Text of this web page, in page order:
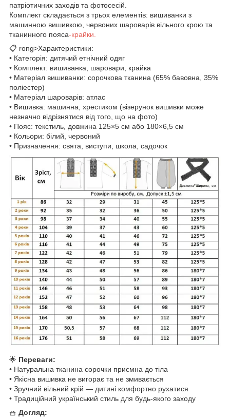
патріотичних заходів та фотосесій.
Комплект складається з трьох елементів: вишиванки з
машинною вишивкою, червоних шароварів вільного крою та
тканинного пояса-крайки.
📋 rong>Характеристики:
• Категорія: дитячий етнічний одяг
• Комплект: вишиванка, шаровари, крайка
• Матеріал вишиванки: сорочкова тканина (65% бавовна, 35%
поліестер)
• Матеріал шароварів: атлас
• Вишивка: машинна, хрестиком (візерунок вишивки може
незначно відрізнятися від того, що на фото)
• Пояс: текстиль, довжина 125×5 см або 180×6,5 см
• Кольори: білий, червоний
• Призначення: свята, виступи, школа, садочок
🌟 Переваги:
• Натуральна тканина сорочки приємна до тіла
• Якісна вишивка не вигорає та не змивається
• Зручний вільний крій — дитині комфортно рухатися
• Традиційний український стиль для будь-якого заходу
🧺 Догляд: